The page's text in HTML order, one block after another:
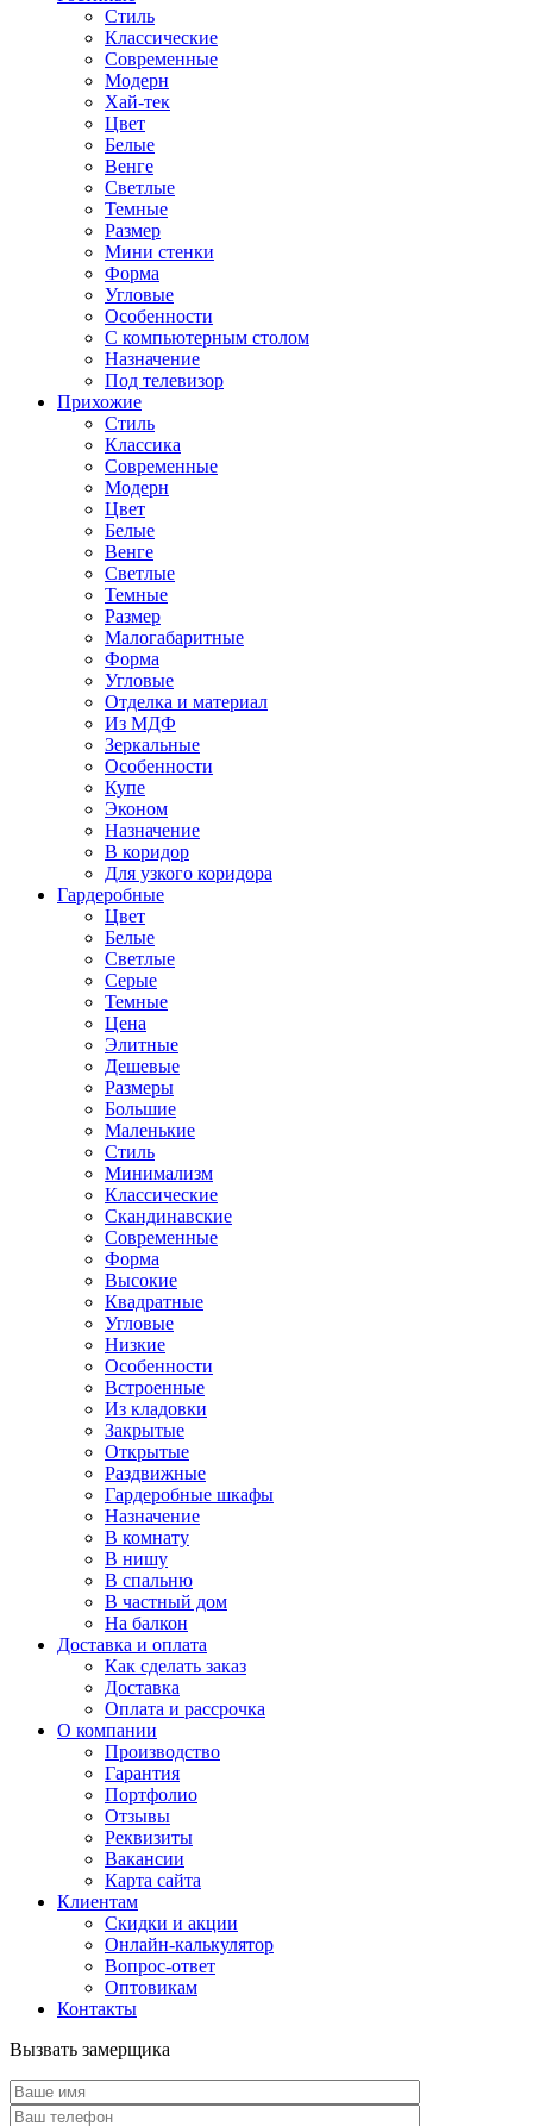
Стиль
Классические
Современные
Модерн
Хай-тек
Цвет
Белые
Венге
Светлые
Темные
Размер
Мини стенки
Форма
Угловые
Особенности
С компьютерным столом
Назначение
Под телевизор
Прихожие
Стиль
Классика
Современные
Модерн
Цвет
Белые
Венге
Светлые
Темные
Размер
Малогабаритные
Форма
Угловые
Отделка и материал
Из МДФ
Зеркальные
Особенности
Купе
Эконом
Назначение
В коридор
Для узкого коридора
Гардеробные
Цвет
Белые
Светлые
Серые
Темные
Цена
Элитные
Дешевые
Размеры
Большие
Маленькие
Стиль
Минимализм
Классические
Скандинавские
Современные
Форма
Высокие
Квадратные
Угловые
Низкие
Особенности
Встроенные
Из кладовки
Закрытые
Открытые
Раздвижные
Гардеробные шкафы
Назначение
В комнату
В нишу
В спальню
В частный дом
На балкон
Доставка и оплата
Как сделать заказ
Доставка
Оплата и рассрочка
О компании
Производство
Гарантия
Портфолио
Отзывы
Реквизиты
Вакансии
Карта сайта
Клиентам
Скидки и акции
Онлайн-калькулятор
Вопрос-ответ
Оптовикам
Контакты
Вызвать замерщика